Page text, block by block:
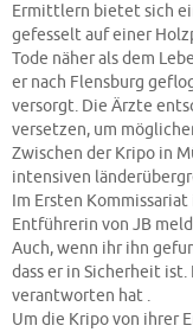
Ermittlern bietet sich
gefesselt auf einer
Tode näher als dem
er nach Flensburg
versorgt. Die Ärzte
versetzen, um
Zwischen der Kripo in
intensiven
Im Ersten
Entführerin von JB
Auch, wenn ihr ihn
dass er in Sicherheit ist.
verantworten hat .
Um die Kripo von ihrer